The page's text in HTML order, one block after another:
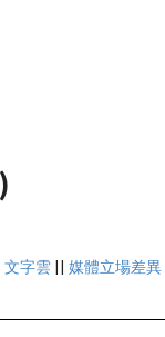
文字雲 || 媒體立場差異